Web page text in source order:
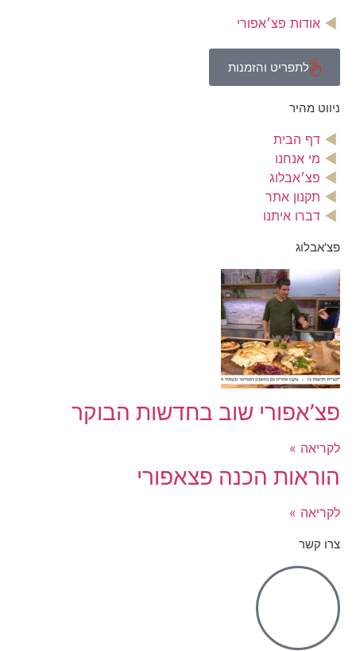
אודות פצ׳אפורי
לתפריט והזמנות
ניווט מהיר
דף הבית
מי אנחנו
פצ׳אבלוג
תקנון אתר
דברו איתנו
פצ'אבלוג
פצ’אפורי שוב בחדשות הבוקר
לקריאה »
הוראות הכנה פצאפורי
לקריאה »
צרו קשר